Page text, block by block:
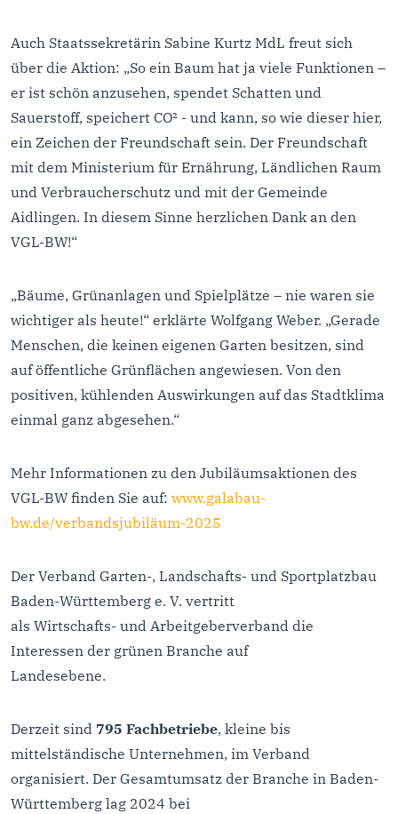
Auch Staatssekretärin Sabine Kurtz MdL freut sich
über die Aktion: „So ein Baum hat ja viele Funktionen –
er ist schön anzusehen, spendet Schatten und
Sauerstoff, speichert CO² - und kann, so wie dieser hier,
ein Zeichen der Freundschaft sein. Der Freundschaft
mit dem Ministerium für Ernährung, Ländlichen Raum
und Verbraucherschutz und mit der Gemeinde
Aidlingen. In diesem Sinne herzlichen Dank an den
VGL-BW!“
„Bäume, Grünanlagen und Spielplätze – nie waren sie
wichtiger als heute!“ erklärte Wolfgang Weber. „Gerade
Menschen, die keinen eigenen Garten besitzen, sind
auf öffentliche Grünflächen angewiesen. Von den
positiven, kühlenden Auswirkungen auf das Stadtklima
einmal ganz abgesehen.“
Mehr Informationen zu den Jubiläumsaktionen des
VGL-BW finden Sie auf: www.galabau-
bw.de/verbandsjubiläum-2025
Der Verband Garten-, Landschafts- und Sportplatzbau
Baden-Württemberg e. V. vertritt
als Wirtschafts- und Arbeitgeberverband die
Interessen der grünen Branche auf
Landesebene.
Derzeit sind 795 Fachbetriebe, kleine bis
mittelständische Unternehmen, im Verband
organisiert. Der Gesamtumsatz der Branche in Baden-
Württemberg lag 2024 bei